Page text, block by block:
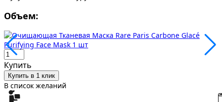
Объем:
Купить
Купить в 1 клик
В список желаний